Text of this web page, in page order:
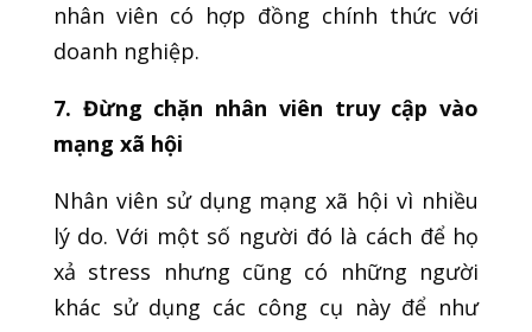
nhân viên có hợp đồng chính thức với
doanh nghiệp.
7. Đừng chặn nhân viên truy cập vào
mạng xã hội
Nhân viên sử dụng mạng xã hội vì nhiều
lý do. Với một số người đó là cách để họ
xả stress nhưng cũng có những người
khác sử dụng các công cụ này để như